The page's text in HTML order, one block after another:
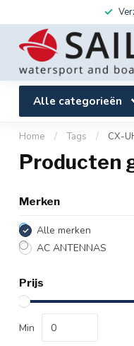
Alle categorieën
Home / Tags / CX-
Producten
Merken
Alle merken
AC ANTENNAS
Prijs
Min